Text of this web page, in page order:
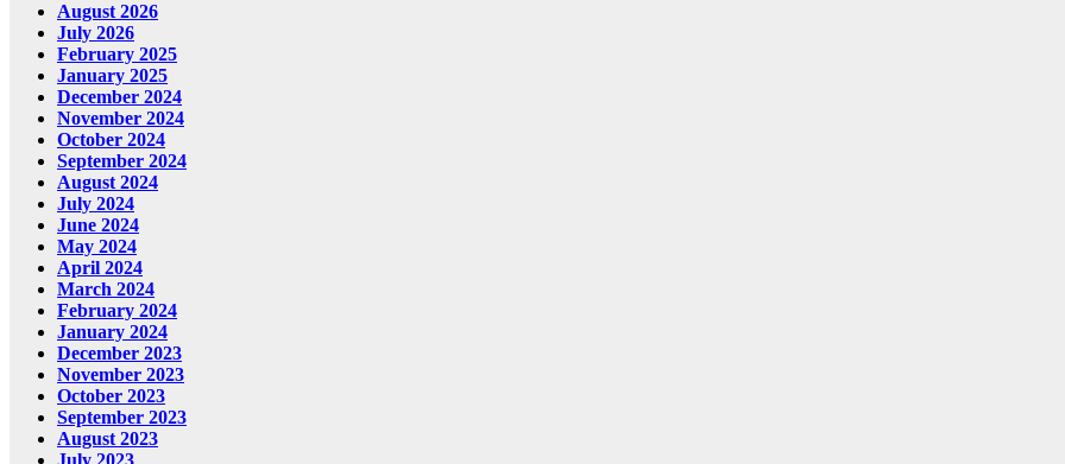
August 2026
July 2026
February 2025
January 2025
December 2024
November 2024
October 2024
September 2024
August 2024
July 2024
June 2024
May 2024
April 2024
March 2024
February 2024
January 2024
December 2023
November 2023
October 2023
September 2023
August 2023
July 2023